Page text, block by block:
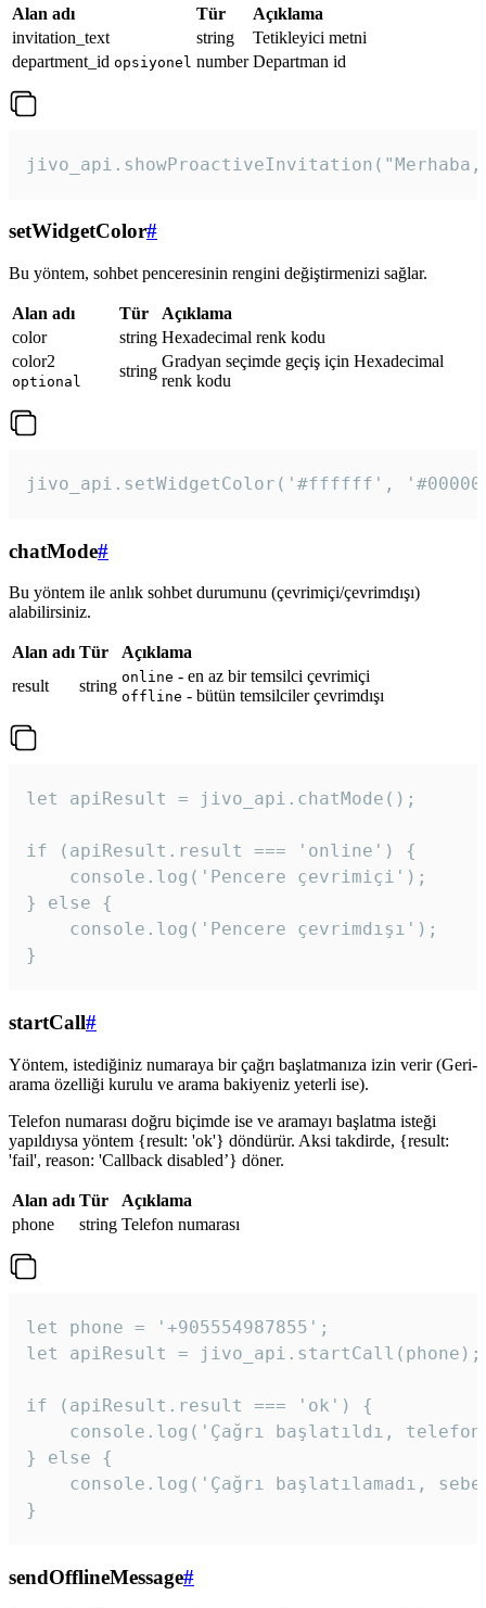
Alan adı Tür
Açıklama
invitation_text
string
Tetikleyici metni
department_id opsiyonel number Departman id
setWidgetColor#
Bu yöntem, sohbet penceresinin rengini değiştirmenizi sağlar.
Alan adı Tür
Açıklama
color
string Hexadecimal renk kodu
color2
optional
string
Gradyan seçimde geçiş için Hexadecimal
renk kodu
jivo_api.setWidgetColor('#ffffff',
chatMode#
Bu yöntem ile anlık sohbet durumunu (çevrimiçi/çevrimdışı)
alabilirsiniz.
Alan adı Tür
Açıklama
result
string online - en az bir temsilci çevrimiçi
offline - bütün temsilciler çevrimdışı
let apiResult = jivo_api.chatMode();
if (apiResult.result === 'online') {
    console.log('Pencere çevrimiçi');
} else {
    console.log('Pencere çevrimdışı');
}
startCall#
Yöntem, istediğiniz numaraya bir çağrı başlatmanıza izin verir (Geri-
arama özelliği kurulu ve arama bakiyeniz yeterli ise).
Telefon numarası doğru biçimde ise ve aramayı başlatma isteği
yapıldıysa yöntem {result: 'ok'} döndürür. Aksi takdirde, {result:
'fail', reason: 'Callback disabled’} döner.
Alan adı Tür
Açıklama
phone
string Telefon numarası
let phone = '+905554987855';
let apiResult = jivo_api.startCall(phone);
if (apiResult.result === 'ok') {
console.log('Çağrı başlatıldı,
} else {
console.log('Çağrı başlatılamadı,
}
sendOfflineMessage#